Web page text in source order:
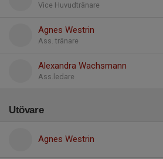
Vice Huvudtränare
Agnes Westrin
Ass. tränare
Alexandra Wachsmann
Ass.ledare
Utövare
Agnes Westrin